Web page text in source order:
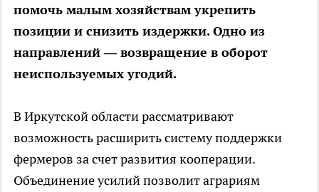
помочь малым хозяйствам укрепить
позиции и снизить издержки. Одно из
направлений — возвращение в оборот
неиспользуемых угодий.
В Иркутской области рассматривают
возможность расширить систему поддержки
фермеров за счет развития кооперации.
Объединение усилий позволит аграриям